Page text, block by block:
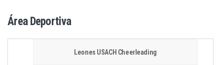
Área Deportiva
Leones USACH Cheerleading